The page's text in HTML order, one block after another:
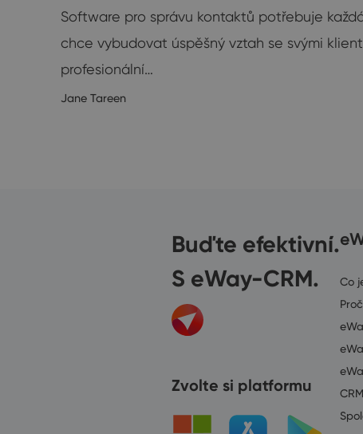
Software pro správu kontaktů potřebuje
chce vybudovat úspěšný vztah se svými
profesionální…
Jane Tareen
Buďte efektivní.
S eWay-CRM.
Zvolte si platformu
Co